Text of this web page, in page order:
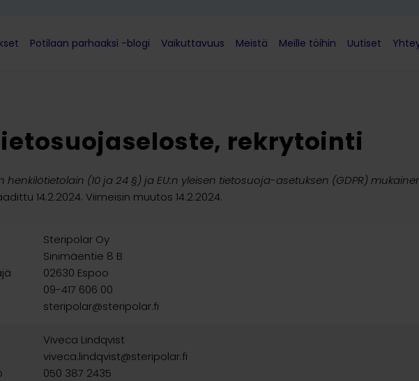
Potilaan parhaaksi -blogi Vaikuttavuus Meistä Meille töihin Uutiset
rekrytointi
henkilötietolain (10 ja 24 §) ja EU:n yleisen tietosuoja-asetuksen (GDPR)
14.2.2024. Viimeisin muutos 14.2.2024.
Steripolar Oy
Sinimäentie 8 B
02630 Espoo
09-417 606 00
steripolar@steripolar.fi
Viveca Lindqvist
viveca.lindqvist@steripolar.fi
050 387 2435